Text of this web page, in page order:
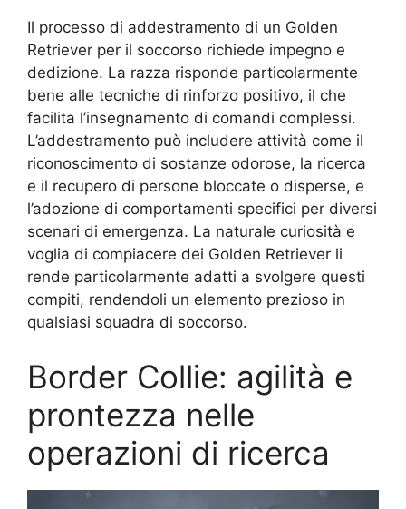
Il processo di addestramento di un Golden
Retriever per il soccorso richiede impegno e
dedizione. La razza risponde particolarmente
bene alle tecniche di rinforzo positivo, il che
facilita l’insegnamento di comandi complessi.
L’addestramento può includere attività come il
riconoscimento di sostanze odorose, la ricerca
e il recupero di persone bloccate o disperse, e
l’adozione di comportamenti specifici per diversi
scenari di emergenza. La naturale curiosità e
voglia di compiacere dei Golden Retriever li
rende particolarmente adatti a svolgere questi
compiti, rendendoli un elemento prezioso in
qualsiasi squadra di soccorso.
Border Collie: agilità e
prontezza nelle
operazioni di ricerca